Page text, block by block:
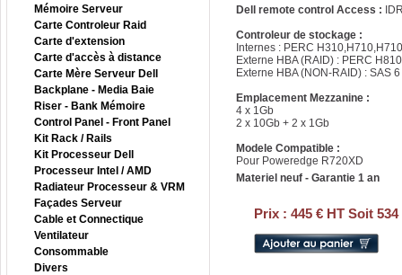
Mémoire Serveur
Carte Controleur Raid
Carte d'extension
Carte d'accès à distance
Carte Mère Serveur Dell
Backplane - Media Baie
Riser - Bank Mémoire
Control Panel - Front Panel
Kit Rack / Rails
Kit Processeur Dell
Processeur Intel / AMD
Radiateur Processeur & VRM
Façades Serveur
Cable et Connectique
Ventilateur
Consommable
Divers
Dell remote control Access :
Controleur de stockage :
Internes : PERC
Externe HBA (RAID) : PERC H810
Externe HBA (NON-RAID) : SAS
Emplacement Mezzanine :
4 x 1Gb
2 x 10Gb + 2 x 1Gb
Modele Compatible :
Pour Poweredge R720XD
Materiel neuf - Garantie 1 an
Prix : 445 € HT Soit 534